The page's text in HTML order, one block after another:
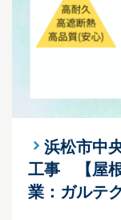
浜松市中
工事 【屋
業：ガルテ